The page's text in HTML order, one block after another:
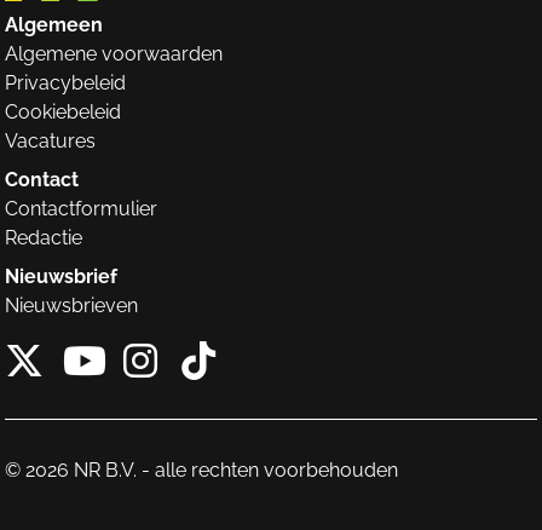
Algemeen
Algemene voorwaarden
Privacybeleid
Cookiebeleid
Vacatures
Contact
Contactformulier
Redactie
Nieuwsbrief
Nieuwsbrieven
X van NieuwRechts
Instagram van
Tiktok van
© 2026 NR B.V. - alle rechten voorbehouden